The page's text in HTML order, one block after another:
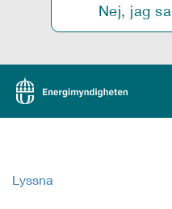
Nej, jag
Lyssna